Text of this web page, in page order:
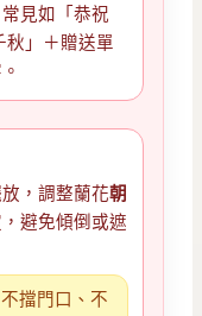
常見如「恭祝
秋」＋贈送單
，調整蘭花朝
避免傾倒或遮
擋門口、不